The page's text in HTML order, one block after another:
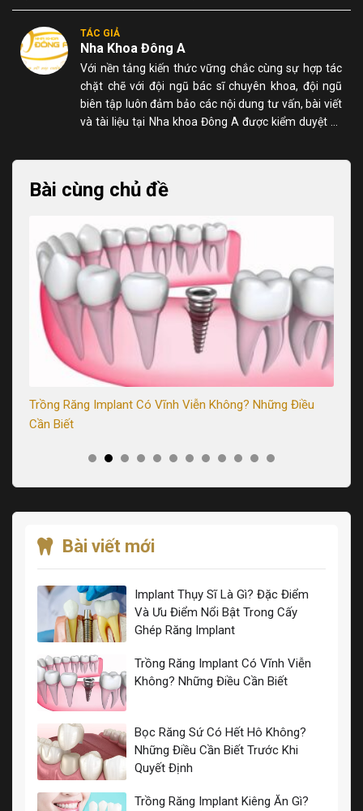
TÁC GIẢ
Nha Khoa Đông A
Với nền tảng kiến thức vững chắc cùng sự hợp tác
chặt chẽ với đội ngũ bác sĩ chuyên khoa, đội ngũ
biên tập luôn đảm bảo các nội dung tư vấn, bài viết
và tài liệu tại Nha khoa Đông A được kiểm duyệt kỹ
Bài cùng chủ đề
Trồng Răng Implant Có Vĩnh Viễn Không? Những Điều
Cần Biết
Bài viết mới
Implant Thụy Sĩ Là Gì? Đặc Điểm
Và Ưu Điểm Nổi Bật Trong Cấy
Ghép Răng Implant
Trồng Răng Implant Có Vĩnh Viễn
Không? Những Điều Cần Biết
Bọc Răng Sứ Có Hết Hô Không?
Những Điều Cần Biết Trước Khi
Quyết Định
Trồng Răng Implant Kiêng Ăn Gì?